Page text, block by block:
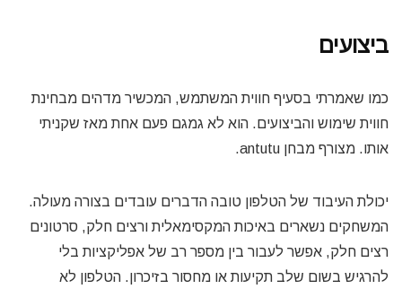
ביצועים
כמו שאמרתי בסעיף חווית המשתמש, המכשיר מדהים מבחינת
חווית שימוש והביצועים. הוא לא גמגם פעם אחת מאז שקניתי
אותו. מצורף מבחן antutu.
יכולת העיבוד של הטלפון טובה הדברים עובדים בצורה מעולה.
המשחקים נשארים באיכות המקסימאלית ורצים חלק, סרטונים
רצים חלק, אפשר לעבור בין מספר רב של אפליקציות בלי
להרגיש בשום שלב תקיעות או מחסור בזיכרון. הטלפון לא